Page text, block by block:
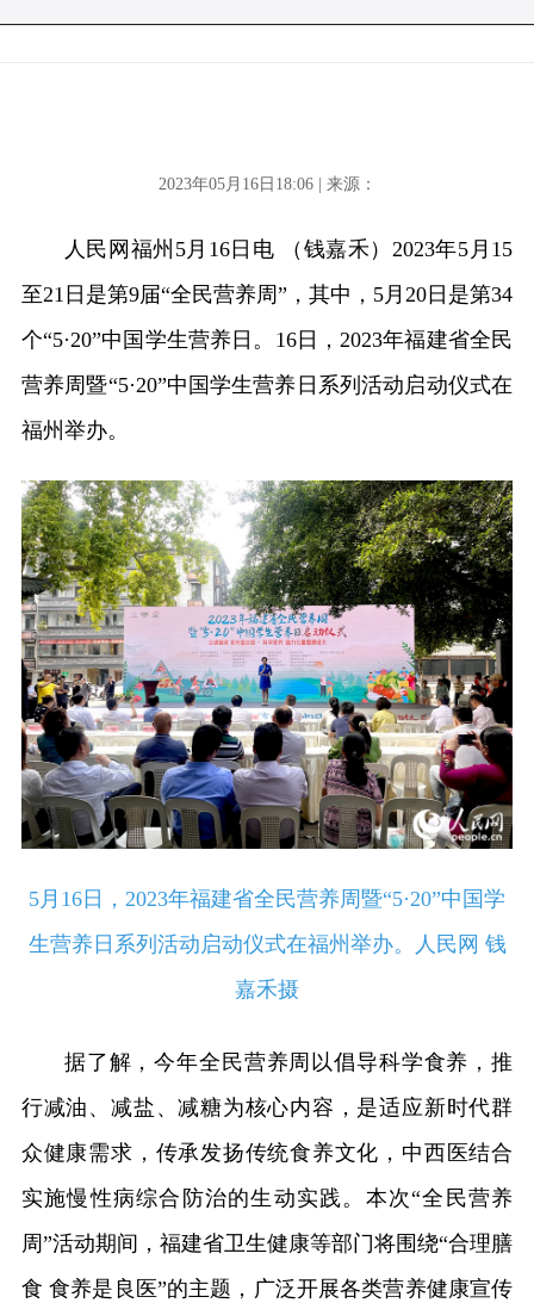
2023年05月16日18:06 | 来源：
人民网福州5月16日电 （钱嘉禾）2023年5月15
至21日是第9届“全民营养周”，其中，5月20日是第34
个“5·20”中国学生营养日。16日，2023年福建省全民
营养周暨“5·20”中国学生营养日系列活动启动仪式在
福州举办。
5月16日，2023年福建省全民营养周暨“5·20”中国学
生营养日系列活动启动仪式在福州举办。人民网 钱
嘉禾摄
据了解，今年全民营养周以倡导科学食养，推
行减油、减盐、减糖为核心内容，是适应新时代群
众健康需求，传承发扬传统食养文化，中西医结合
实施慢性病综合防治的生动实践。本次“全民营养
周”活动期间，福建省卫生健康等部门将围绕“合理膳
食 食养是良医”的主题，广泛开展各类营养健康宣传